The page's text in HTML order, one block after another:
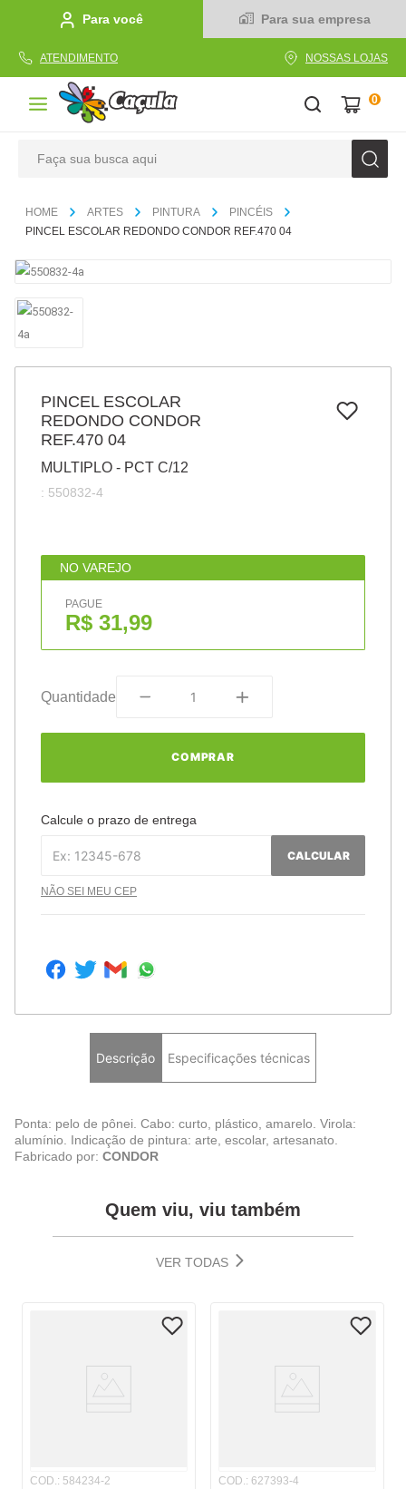
Para você Para sua empresa
ATENDIMENTO NOSSAS LOJAS
0
ARTES PINTURA
PINCÉIS
PINCEL ESCOLAR REDONDO CONDOR REF.470 04
PINCEL ESCOLAR
REDONDO CONDOR
REF.470 04
MULTIPLO - PCT C/12
: 550832-4
NO VAREJO
PAGUE
R$ 31,99
Quantidade
COMPRAR
Calcule o prazo de entrega
CALCULAR
NÃO SEI MEU CEP
Descrição Especificações técnicas
Ponta: pelo de pônei. Cabo: curto, plástico, amarelo. Virola:
alumínio. Indicação de pintura: arte, escolar, artesanato.
Fabricado por: CONDOR
Quem viu, viu também
VER TODAS
COD.: 584234-2
COD.: 627393-4
1º caderno
2
papel